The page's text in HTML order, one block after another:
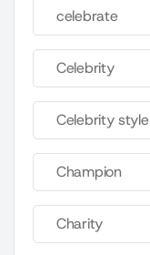
celebrate
Celebrity
Celebrity style
Champion
Charity